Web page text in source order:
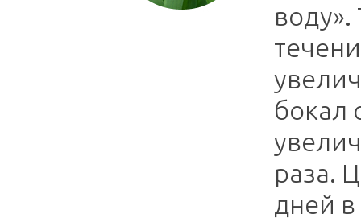
бокал
раза.
дней в